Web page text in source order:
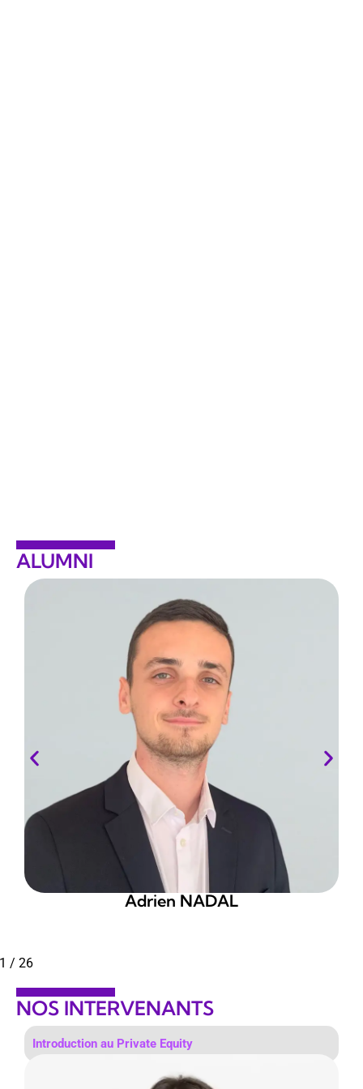
ALUMNI
Anais TRIDEAU
2 / 26
NOS INTERVENANTS
Analyse et décision d’investissement